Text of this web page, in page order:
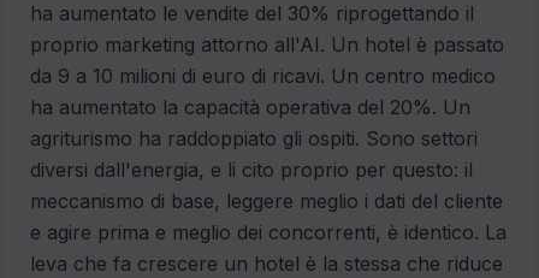
ha aumentato le vendite del 30% riprogettando il
proprio marketing attorno all'AI. Un hotel è passato
da 9 a 10 milioni di euro di ricavi. Un centro medico
ha aumentato la capacità operativa del 20%. Un
agriturismo ha raddoppiato gli ospiti. Sono settori
diversi dall'energia, e li cito proprio per questo: il
meccanismo di base, leggere meglio i dati del cliente
e agire prima e meglio dei concorrenti, è identico. La
leva che fa crescere un hotel è la stessa che riduce